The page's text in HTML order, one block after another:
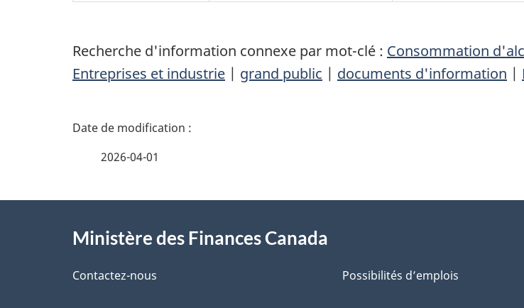
Recherche d'information connexe par mot-clé : Consommation
Entreprises et industrie | grand public | documents d'information |
D
a
l
2026-04-01
proposMinistère des Finances Canada
Contactez-nous Possibilités d’emplois